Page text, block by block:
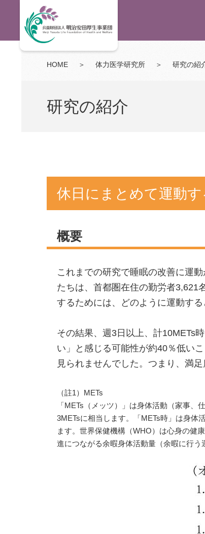
HOME ＞ 体力医学研究所 ＞ 研究の紹
研究の紹介
休日にまとめて運動
概要
これまでの研究で睡眠の改善に運
たちは、首都圏在住の勤労者3,621
するためには、どのように運動する
その結果、週3日以上、計10METs時
い」と感じる可能性が約40％低い
見られませんでした。つまり、満
（註1）METs
「METs（メッツ）」は身体活動（家事
3METsに相当します。「METs時」は身体
ます。世界保健機構（WHO）は心身の健
進につながる余暇身体活動量（余暇に行う